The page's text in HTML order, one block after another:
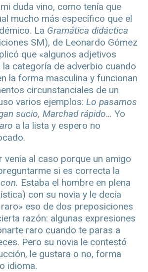
duda vino, como tenía que
mucho más específico que el
La Gramática didáctica
SM), de Leonardo Gómez
que «algunos adjetivos
la categoría de adverbio cuando
la forma masculina y funcionan
circunstanciales de un
varios ejemplos: Lo pasamos
sucio, Marchad rápido… Yo
a la lista y espero no
venía al caso porque un amigo
si es correcta la
Estaba el hombre en plena
con su novia y le decía
eso de dos preposiciones
razón: algunas expresiones
raro cuando te paras a
Pero su novia le contestó
le gustara o no, forma
idioma.